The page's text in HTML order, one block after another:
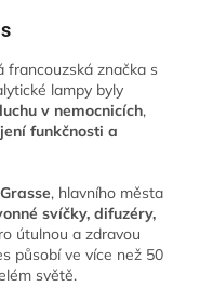
francouzská značka s
lampy byly
v nemocnicích,
funkčnosti a
Grasse, hlavního města
svíčky, difuzéry,
útulnou a zdravou
působí ve více než 50
světě.